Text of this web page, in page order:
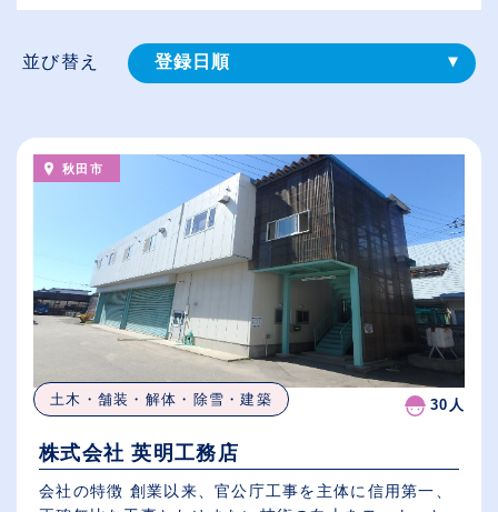
並び替え 登録⽇順
（⾼卒の給与を基準）
従業員が多い順
休日数が多い順
秋田市
土木・舗装・解体・除雪・建築 30人
株式会社 英明工務店
会社の特徴 創業以来、官公庁工事を主体に信用第一、